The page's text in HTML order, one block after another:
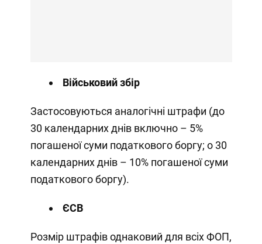
Військовий збір
Застосовуються аналогічні штрафи (до
30 календарних днів включно – 5%
погашеної суми податкового боргу; о 30
календарних днів – 10% погашеної суми
податкового боргу).
ЄСВ
Розмір штрафів однаковий для всіх ФОП,